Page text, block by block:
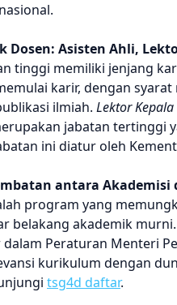
Dosen: Asisten Ahli,
tinggi memiliki jenjang
karir, dengan syarat
ilmiah. Lektor Kepala
jabatan tertinggi
ini diatur oleh
antara
program yang
belakang akademik
Peraturan Menteri
kurikulum dengan
tsg4d daftar.